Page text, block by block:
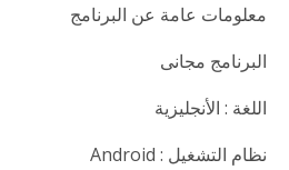
معلومات عامة عن البرنامج
البرنامج مجانى
اللغة : الأنجليزية
نظام التشغيل : Android